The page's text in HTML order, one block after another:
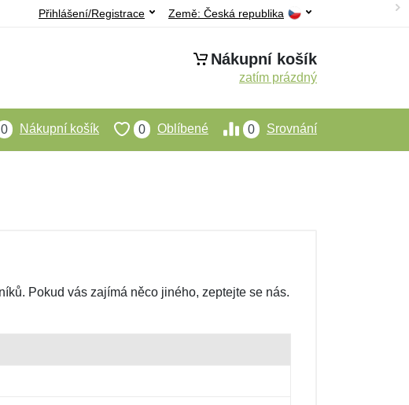
Země: Česká republika
Přihlášení/Registrace
Nákupní košík
zatím prázdný
0 Srovnání
0 Oblíbené
0 Nákupní košík
Pokud vás zajímá něco jiného, zeptejte se nás.